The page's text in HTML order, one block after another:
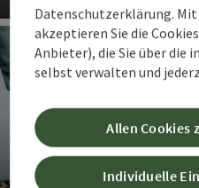
Datenschutzerklärung.
akzeptieren Sie die
Anbieter), die Sie über die
selbst verwalten und
Individuelle
Allen Cookies